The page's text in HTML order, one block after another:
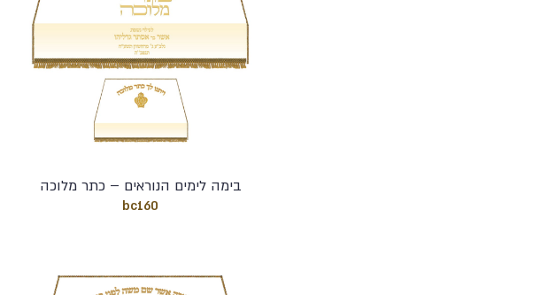
בימה לימים הנוראים – כתר מלוכה
bc160